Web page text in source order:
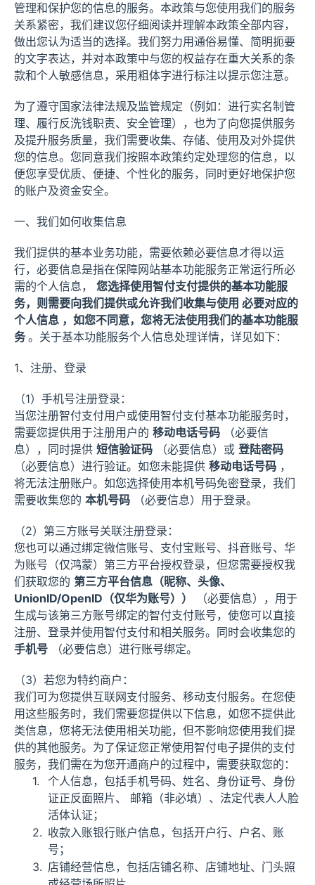
管理和保护您的信息的服务。本政策与您使用我们的服务
关系紧密，我们建议您仔细阅读并理解本政策全部内容，
做出您认为适当的选择。我们努力用通俗易懂、简明扼要
的文字表达，并对本政策中与您的权益存在重大关系的条
款和个人敏感信息，采用粗体字进行标注以提示您注意。
为了遵守国家法律法规及监管规定（例如：进行实名制管
理、履行反洗钱职责、安全管理），也为了向您提供服务
及提升服务质量，我们需要收集、存储、使用及对外提供
您的信息。您同意我们按照本政策约定处理您的信息，以
便您享受优质、便捷、个性化的服务，同时更好地保护您
的账户及资金安全。
一、我们如何收集信息
我们提供的基本业务功能，需要依赖必要信息才得以运
行，必要信息是指在保障网站基本功能服务正常运行所必
需的个人信息， 您选择使用智付支付提供的基本功能服
务，则需要向我们提供或允许我们收集与使用 必要对应的
个人信息 ，如您不同意，您将无法使用我们的基本功能服
务。关于基本功能服务个人信息处理详情，详见如下：
1、注册、登录
（1）手机号注册登录：
当您注册智付支付用户或使用智付支付基本功能服务时，
需要您提供用于注册用户的 移动电话号码 （必要信
息），同时提供 短信验证码 （必要信息）或 登陆密码
（必要信息）进行验证。如您未能提供 移动电话号码 ，
将无法注册账户。如您选择使用本机号码免密登录，我们
需要收集您的 本机号码 （必要信息）用于登录。
（2）第三方账号关联注册登录：
您也可以通过绑定微信账号、支付宝账号、抖音账号、华
为账号（仅鸿蒙）第三方平台授权登录，但您需要授权我
们获取您的 第三方平台信息（昵称、头像、
UnionID/OpenID（仅华为账号））
（必要信息），用于
生成与该第三方账号绑定的智付支付账号，使您可以直接
注册、登录并使用智付支付和相关服务。同时会收集您的
手机号 （必要信息）进行账号绑定。
（3）若您为特约商户：
我们可为您提供互联网支付服务、移动支付服务。在您使
用这些服务时，我们需要您提供以下信息，如您不提供此
类信息，您将无法使用相关功能，但不影响您使用我们提
供的其他服务。为了保证您正常使用智付电子提供的支付
服务，我们需在为您开通商户的过程中，需要获取您的：
个人信息，包括手机号码、姓名、身份证号、身份
证正反面照片、 邮箱（非必填）、法定代表人人脸
活体认证；
收款入账银行账户信息，包括开户行、户名、账
号；
店铺经营信息，包括店铺名称、店铺地址、门头照